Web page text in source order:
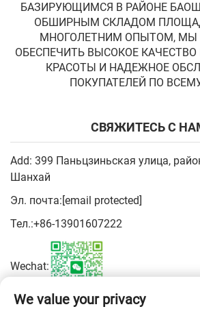
БАЗИРУЮЩИМСЯ В РАЙОНЕ
ОБШИРНЫМ СКЛАДОМ
МНОГОЛЕТНИМ ОПЫТОМ, МЫ
ОБЕСПЕЧИТЬ ВЫСОКОЕ
КРАСОТЫ И НАДЕЖНОЕ
ПОКУПАТЕЛЕЙ ПО
СВЯЖИТЕСЬ С
Add: 399 Паньцзиньская улица,
Шанхай
Эл. почта: [email protected]
Тел.:+86-13901607222
Wechat:
We value your privacy